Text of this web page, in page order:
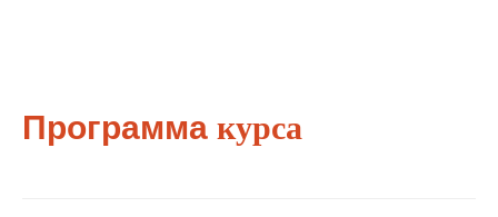
Программа курса